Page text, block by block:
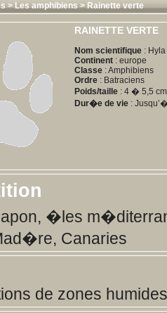
>Les amphibiens>Rainette verte
RAINETTE VERTE
Nom scientifique: Hyla
Continent: europe
Classe: Amphibiens
Ordre: Batraciens
Poids/taille: 4 � 5,5 cm
Dur�e de vie:
�les
Canaries
de zones humides